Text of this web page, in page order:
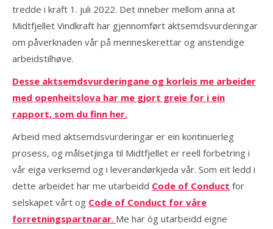
tredde i kraft 1. juli 2022. Det inneber mellom anna at
Midtfjellet Vindkraft har gjennomført aktsemdsvurderingar
om påverknaden vår på menneskerettar og anstendige
arbeidstilhøve.
Desse aktsemdsvurderingane og korleis me arbeider
med openheitslova har me gjort greie for i ein
rapport, som du finn her.
Arbeid med aktsemdsvurderingar er ein kontinuerleg
prosess, og målsetjinga til Midtfjellet er reell forbetring i
vår eiga verksemd og i leverandørkjeda vår. Som eit ledd i
dette arbeidet har me utarbeidd Code of Conduct for
selskapet vårt og Code of Conduct for våre
forretningspartnarar. Me har òg utarbeidd eigne